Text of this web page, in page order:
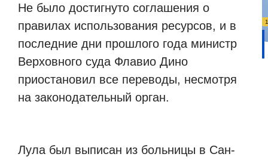
Не было достигнуто соглашения о
правилах использования ресурсов, и в
последние дни прошлого года министр
Верховного суда Флавио Дино
приостановил все переводы, несмотря
на законодательный орган.
Лула был выписан из больницы в Сан-